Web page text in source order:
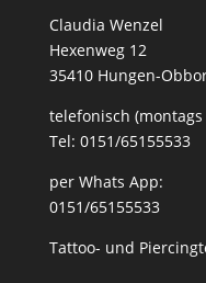
Claudia Wenzel
Hexenweg 12
35410 Hungen-
telefonisch
Tel: 0151/65155533
per Whats App:
0151/65155533
Tattoo- und